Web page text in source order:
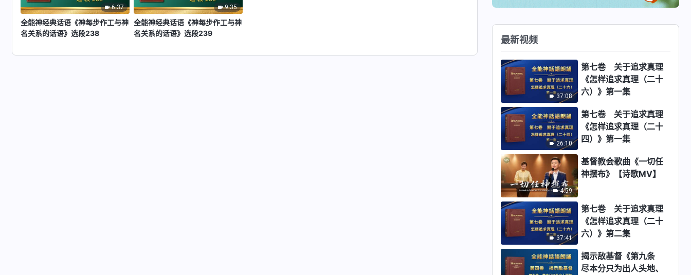
6:37
全能神经典话语《神每步作工与神
名关系的话语》选段238
9:35
全能神经典话语《神每步作工与神
名关系的话语》选段239
最新视频
37:08
第七卷 关于追求真理
《怎样追求真理（二十
六）》第一集
26:10
第七卷 关于追求真理
《怎样追求真理（二十
四）》第一集
4:59
基督教会歌曲《一切任
神摆布》【诗歌MV】
37:41
第七卷 关于追求真理
《怎样追求真理（二十
六）》第二集
揭示敌基督《第九条
尽本分只为出人头地、